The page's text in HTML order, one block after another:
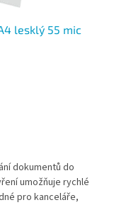
lesklý 55 mic
dokumentů do
umožňuje rychlé
pro kanceláře,